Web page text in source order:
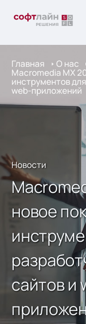
Главная О нас
Macromedia MX
инструментов
web-приложений
Новости
новое
сайтов и